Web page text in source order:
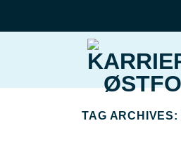
TAG ARCHIVES: